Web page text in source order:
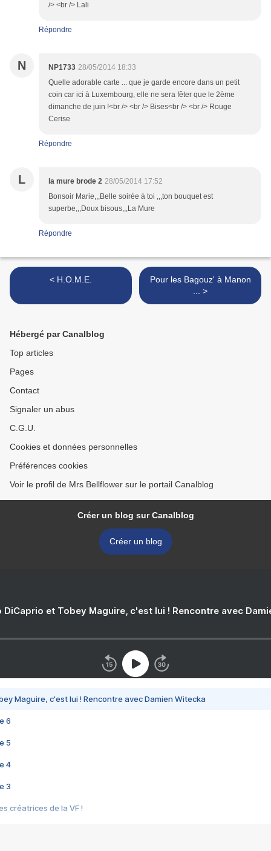
/> <br /> Lali
Répondre
N NP1733 28/05/2014 18:33
Quelle adorable carte ... que je garde encore dans un petit
coin car ici à Luxembourg, elle ne sera fêter que le 2ème
dimanche de juin !<br /> <br /> Bises<br /> <br /> Rouge
Cerise
Répondre
L la mure brode 2 28/05/2014 17:52
Bonsoir Marie,,,Belle soirée à toi ,,,ton bouquet est
superbe,,,Doux bisous,,,La Mure
Répondre
< H.O.M.E.
Pour les Bagouz' à Manon
... >
Hébergé par Canalblog
Top articles
Pages
Contact
Signaler un abus
C.G.U.
Cookies et données personnelles
Préférences cookies
Voir le profil de Mrs Bellflower sur le portail Canalblog
Créer un blog sur Canalblog
Créer un blog
DiCaprio et Tobey Maguire, c'est lui ! Rencontre avec
Maguire, c'est lui ! Rencontre avec Damien Witecka
6
5
4
3
créatrices de la VF !